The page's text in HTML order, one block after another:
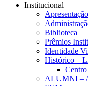
Institucional
Apresentação
Biblioteca
Prêmios
Identidade
Histórico –
ALUMNI –